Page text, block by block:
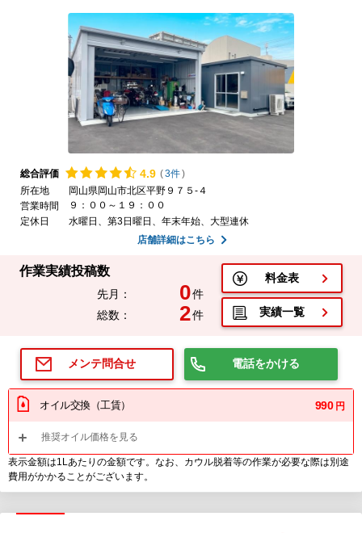
総合評価 4.9 (3件)
所在地
岡山県岡山市北区平野９７５-４
営業時間
９：００～１９：００
定休日
水曜日、第3日曜日、年末年始、大型連休
店舗詳細はこちら
作業実績投稿数
先月： 0件
総数：
2件
料金表
実績一覧
メンテ問合せ 電話をかける
オイル交換（工賃） 990 円
推奨オイル価格を見る
表示金額は1Lあたりの金額です。なお、カウル脱着等の作業が必要な際は別途
費用がかかることがございます。